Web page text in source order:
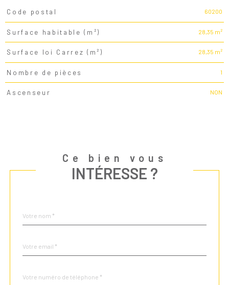
TRAD_PAMPERO_Caracteristique
Code postal 60200
Surface habitable (m²) 28,35 m²
Surface loi Carrez (m²) 28,35 m²
Nombre de pièces 1
Ascenseur NON
Ce bien vous
INTÉRESSE ?
par
*
*
*